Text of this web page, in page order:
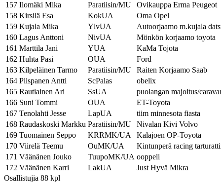
157 Ilomäki Mika Paratiisin/MU
Ovikauppa Erma Peugeot
158 Kirsilä Esa KokUA
Oma Opel
159 Kujala Mika YlvUA
Autoorjaamo m.kujala
160 Lagus Anttoni NivUA
Mönkön korjaamo toyota
161 Marttila Jani YUA
KaMa Tojota
162 Huhta Pasi OUA
Ford
163 Kilpeläinen Tarmo Paratiisin/MU
Raiten Korjaamo Saab
164 Piispanen Antti ScPalas
obelix
165 Rautiainen Ari SsUA
puolangan majoitus/
166 Suni Tommi OUA
ET-Toyota
167 Tenolahti Jesse LapUA
tiim minnesota fiasta
168 Raudaskoski Markku Paratiisin/MU
Nivalan Kivi Volvo
169 Tuomainen Seppo KRRMK/UA
Kalajoen OP-Toyota
170 Viirelä Teemu OuMK/UA
Kintunperä racing
171 Väänänen Jouko TuupoMK/UA ooppeli
172 Väänänen Karri LakUA
Just Hyvä Mikra
Osallistujia 88 kpl